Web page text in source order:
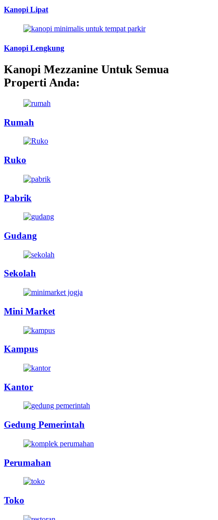
Kanopi Lipat
Kanopi Lengkung
Kanopi Mezzanine Untuk Semua
Properti Anda:
Rumah
Ruko
Pabrik
Gudang
Sekolah
Mini Market
Kampus
Kantor
Gedung Pemerintah
Perumahan
Toko